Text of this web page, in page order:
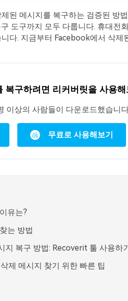
된 메시지를 복구하는 검증된 방
도구까지 모두 다룹니다. 휴대전
다. 지금부터 Facebook에서 삭제
복구하려면 리커버릿을 사용
이상의 사람들이 다운로드했습니
무료로 사용해보기
유는?
는 방법
지 복구 방법: Recoverit 툴 사용하
제 메시지 찾기 위한 빠른 팁